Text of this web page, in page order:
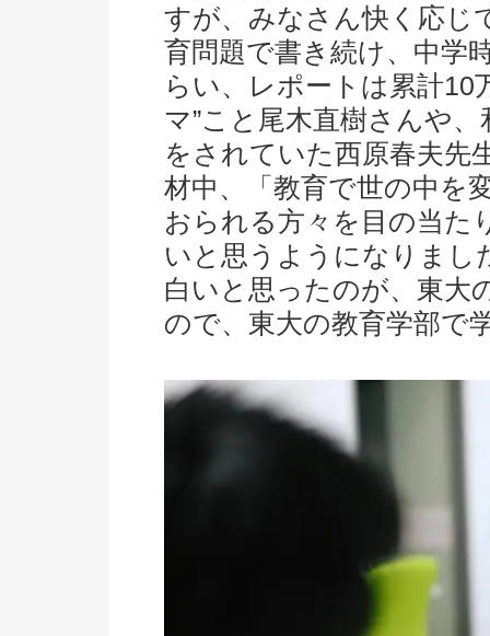
すが、みなさん快く応じ
育問題で書き続け、中学
らい、レポートは累計10
マ”こと尾木直樹さんや
をされていた西原春夫先
材中、「教育で世の中を
おられる方々を目の当た
いと思うようになりまし
白いと思ったのが、東大
ので、東大の教育学部で